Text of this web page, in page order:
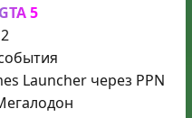
5
Launcher через PPN